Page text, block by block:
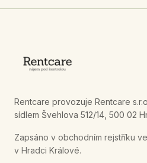
Rentcare provozuje Rentcare
sídlem Švehlova 512/14, 500 02
Zapsáno v obchodním rejstříku
v Hradci Králové.